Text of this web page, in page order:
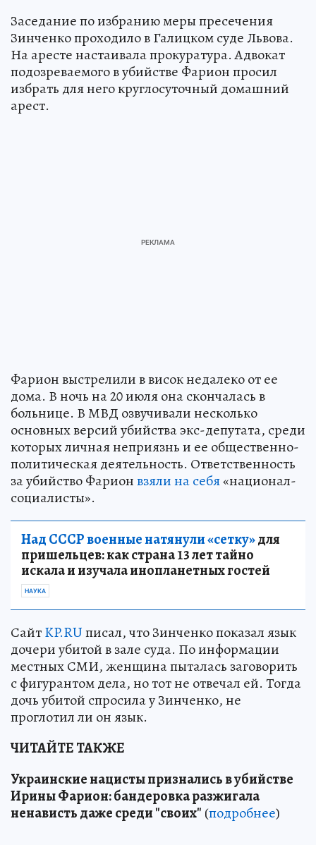
Заседание по избранию меры пресечения
Зинченко проходило в Галицком суде Львова.
На аресте настаивала прокуратура. Адвокат
подозреваемого в убийстве Фарион просил
избрать для него круглосуточный домашний
арест.
Фарион выстрелили в висок недалеко от ее
дома. В ночь на 20 июля она скончалась в
больнице. В МВД озвучивали несколько
основных версий убийства экс-депутата, среди
которых личная неприязнь и ее общественно-
политическая деятельность. Ответственность
за убийство Фарионвзяли на себя«национал-
социалисты».
Над СССР военные натянули «сетку»для
пришельцев: как страна 13 лет тайно
искала и изучала инопланетных гостей
НАУКА
СайтKP.RUписал, что Зинченко показал язык
дочери убитой в зале суда. По информации
местных СМИ, женщина пыталась заговорить
с фигурантом дела, но тот не отвечал ей. Тогда
дочь убитой спросила у Зинченко, не
проглотил ли он язык.
ЧИТАЙТЕ ТАКЖЕ
Украинские нацисты признались в убийстве
Ирины Фарион: бандеровка разжигала
ненависть даже среди "своих" (подробнее)